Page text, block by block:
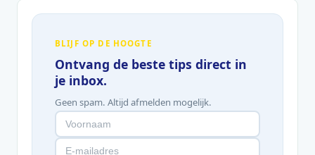
BLIJF OP DE HOOGTE
Ontvang de beste tips direct in
je inbox.
Geen spam. Altijd afmelden mogelijk.